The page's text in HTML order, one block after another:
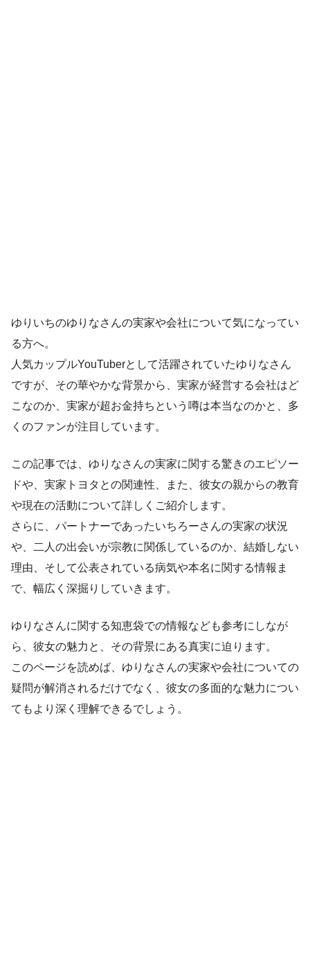
ゆりいちのゆりなさんの実家や会社について気になってい
る方へ。
人気カップルYouTuberとして活躍されていたゆりなさん
ですが、その華やかな背景から、実家が経営する会社はど
こなのか、実家が超お金持ちという噂は本当なのかと、多
くのファンが注目しています。
この記事では、ゆりなさんの実家に関する驚きのエピソー
ドや、実家トヨタとの関連性、また、彼女の親からの教育
や現在の活動について詳しくご紹介します。
さらに、パートナーであったいちろーさんの実家の状況
や、二人の出会いが宗教に関係しているのか、結婚しない
理由、そして公表されている病気や本名に関する情報ま
で、幅広く深掘りしていきます。
ゆりなさんに関する知恵袋での情報なども参考にしなが
ら、彼女の魅力と、その背景にある真実に迫ります。
このページを読めば、ゆりなさんの実家や会社についての
疑問が解消されるだけでなく、彼女の多面的な魅力につい
てもより深く理解できるでしょう。